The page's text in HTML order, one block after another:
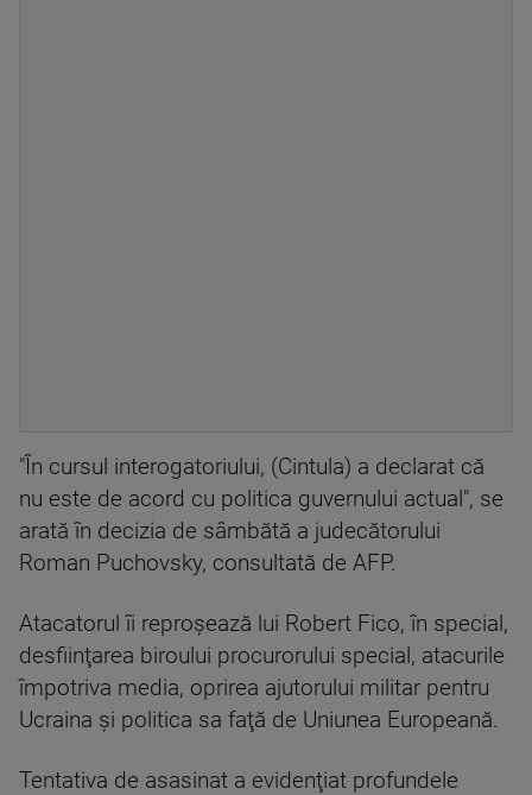
"În cursul interogatoriului, (Cintula) a declarat că
nu este de acord cu politica guvernului actual", se
arată în decizia de sâmbătă a judecătorului
Roman Puchovsky, consultată de AFP.
Atacatorul îi reproşează lui Robert Fico, în special,
desfiinţarea biroului procurorului special, atacurile
împotriva media, oprirea ajutorului militar pentru
Ucraina şi politica sa faţă de Uniunea Europeană.
Tentativa de asasinat a evidenţiat profundele